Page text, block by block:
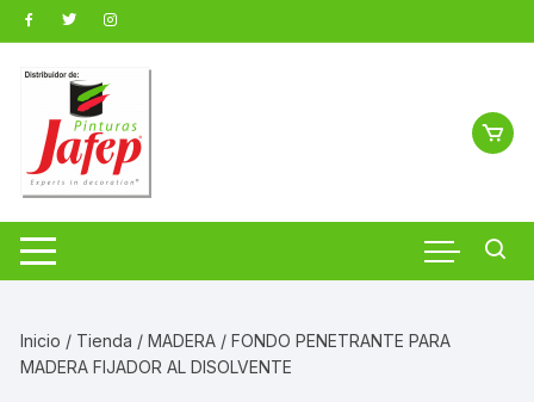
Saltar
al
contenido
Inicio / Tienda /MADERA / FONDO PENETRANTE PARA
MADERA FIJADOR AL DISOLVENTE